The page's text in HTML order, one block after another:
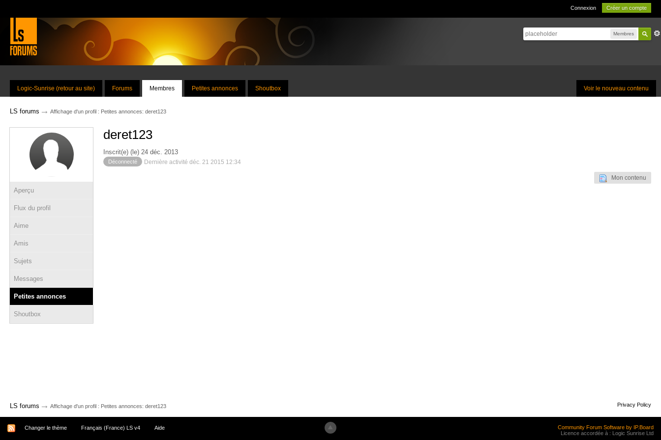
Connexion Créer un compte
Membres
Voir le nouveau contenu
Logic-Sunrise (retour au site) Forums Membres Petites annonces Shoutbox
LS forums → Affichage d'un profil : Petites annonces: deret123
Aperçu
Flux du profil
Aime
Amis
Sujets
Messages
Petites annonces
Shoutbox
deret123
Inscrit(e) (le) 24 déc. 2013
Déconnecté Dernière activité déc. 21 2015 12:34
Mon contenu
LS forums → Affichage d'un profil : Petites annonces: deret123 Privacy Policy
Changer le thème Français (France) LS v4 Aide
Community Forum Software by IP.Board
Licence accordée à : Logic Sunrise Ltd